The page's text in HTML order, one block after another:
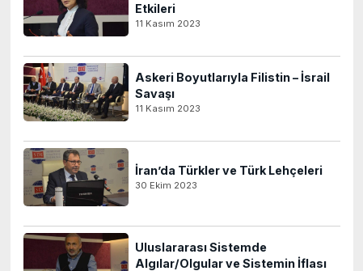
Etkileri
11 Kasım 2023
Askeri Boyutlarıyla Filistin – İsrail
Savaşı
11 Kasım 2023
İran’da Türkler ve Türk Lehçeleri
30 Ekim 2023
Uluslararası Sistemde
Algılar/Olgular ve Sistemin İflası